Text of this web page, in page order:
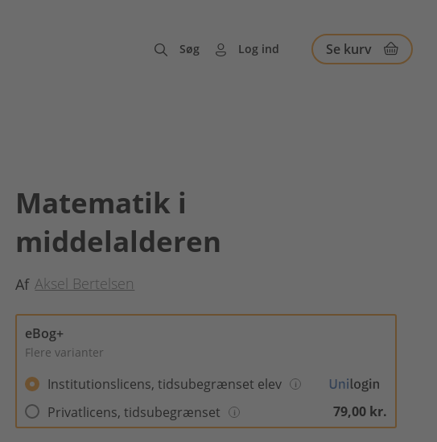
Søg Log ind Se kurv
Matematik i
middelalderen
Af Aksel Bertelsen
eBog+
Flere varianter
Institutionslicens, tidsubegrænset elev
Privatlicens, tidsubegrænset
79,00 kr.